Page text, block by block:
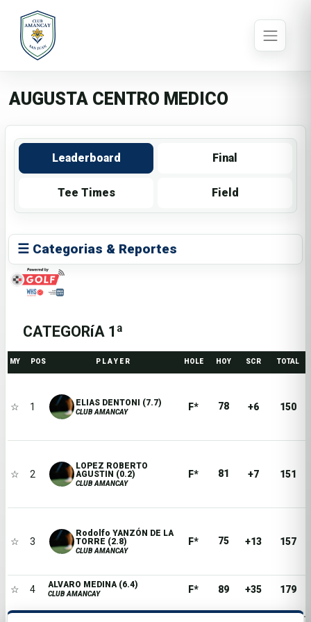
AUGUSTA CENTRO MEDICO
Leaderboard Final
Tee Times Field
☰ Categorias & Reportes
CATEGORíA 1ª
MY POS P L A Y E R HOLE HOY SCR TOTAL
☆ 1 ELIAS DENTONI (7.7)
CLUB AMANCAY F* 78 +6 150
☆ 2
LOPEZ ROBERTO
AGUSTIN (0.2)
CLUB AMANCAY
F* 81 +7 151
☆ 3
Rodolfo YANZÓN DE LA
TORRE (2.8)
CLUB AMANCAY
F* 75 +13 157
☆ 4 ALVARO MEDINA (6.4)
CLUB AMANCAY F* 89 +35 179